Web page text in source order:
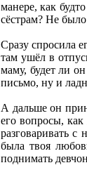
манере, как
сёстрам? Не
Сразу спросила
там ушёл в
маму, будет ли
письмо, ну и
А дальше он
его вопросы,
разговаривать
была твоя
поднимать